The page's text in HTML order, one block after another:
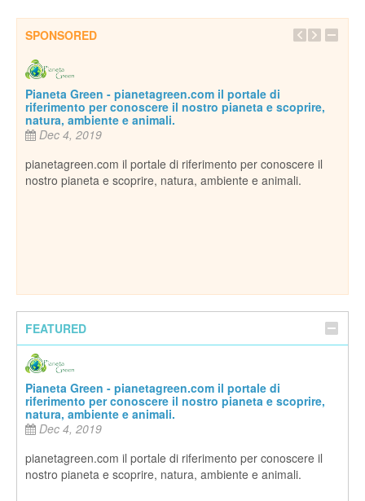
SPONSORED
il
FEATURED
Pianeta Green - pianetagreen.com il portale di
riferimento per conoscere il nostro pianeta e scoprire,
natura, ambiente e animali.
Dec 4, 2019
pianetagreen.com il portale di riferimento per conoscere il
nostro pianeta e scoprire, natura, ambiente e animali.